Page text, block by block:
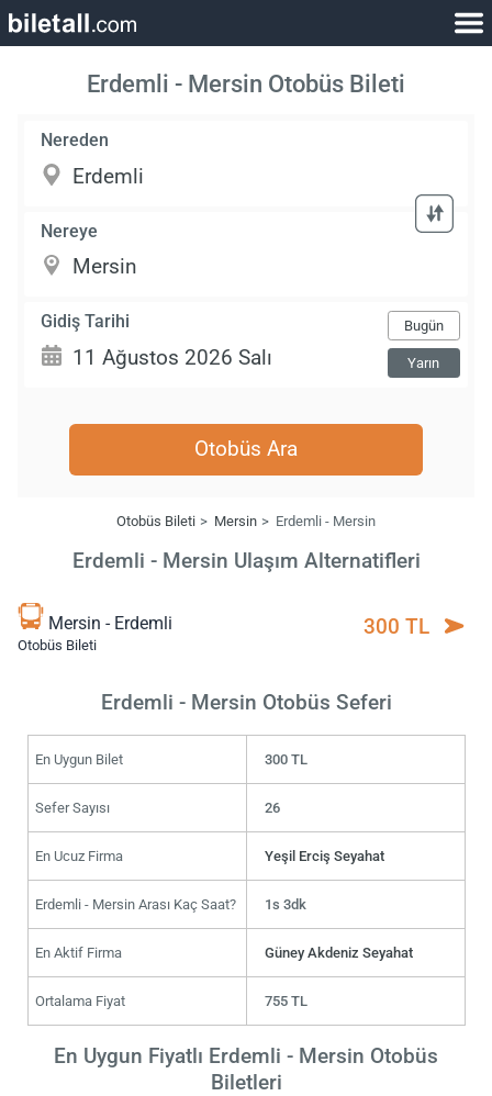
Erdemli - Mersin Otobüs Bileti
Nereden
Nereye
Gidiş Tarihi Bugün
Yarın
Otobüs Ara
Otobüs Bileti Mersin Erdemli - Mersin
Erdemli - Mersin Ulaşım Alternatifleri
Mersin - Erdemli
Otobüs Bileti
300 TL
Erdemli - Mersin Otobüs Seferi
En Uygun Bilet 300 TL
Sefer Sayısı 26
En Ucuz Firma Yeşil Erciş Seyahat
Erdemli - Mersin Arası Kaç Saat? 1s 3dk
En Aktif Firma Güney Akdeniz Seyahat
Ortalama Fiyat 755 TL
En Uygun Fiyatlı Erdemli - Mersin Otobüs
Biletleri